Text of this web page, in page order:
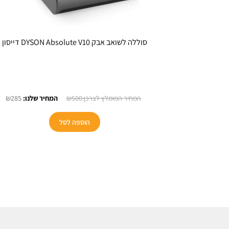
סוללה לשואב אבק DYSON Absolute V10 דייסון
₪500
המחיר
היה:
₪500.
₪285
הוספה לסל